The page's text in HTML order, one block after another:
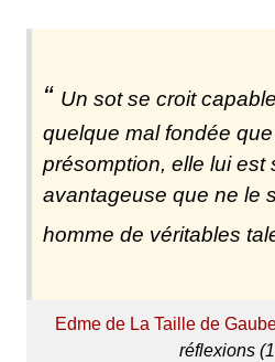
Un sot se croit
quelque mal fondée
présomption, elle lui est
avantageuse que ne le
homme de véritables
Edme de La Taille de
réflexions